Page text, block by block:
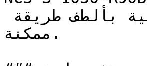
ممكنة.